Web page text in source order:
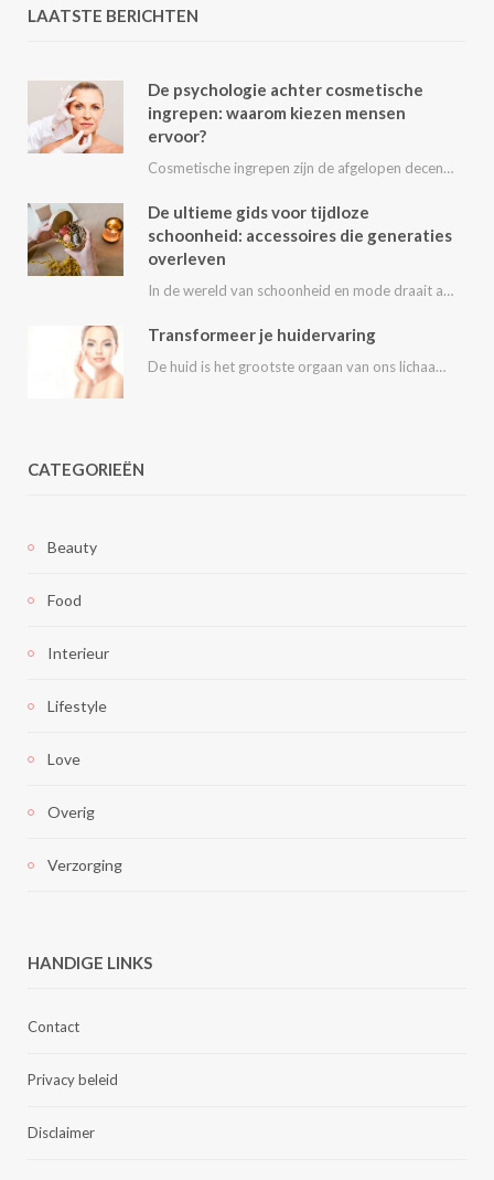
LAATSTE BERICHTEN
De psychologie achter cosmetische
ingrepen: waarom kiezen mensen
ervoor?
Cosmetische ingrepen zijn de afgelopen decennia steeds populairder geworden. Van kleine behandelingen zoals fillers en…
De ultieme gids voor tijdloze
schoonheid: accessoires die generaties
overleven
In de wereld van schoonheid en mode draait alles om het uitstralen van je persoonlijke…
Transformeer je huidervaring
De huid is het grootste orgaan van ons lichaam en speelt een essentiële rol in…
CATEGORIEËN
Beauty
Food
Interieur
Lifestyle
Love
Overig
Verzorging
HANDIGE LINKS
Contact
Privacy beleid
Disclaimer